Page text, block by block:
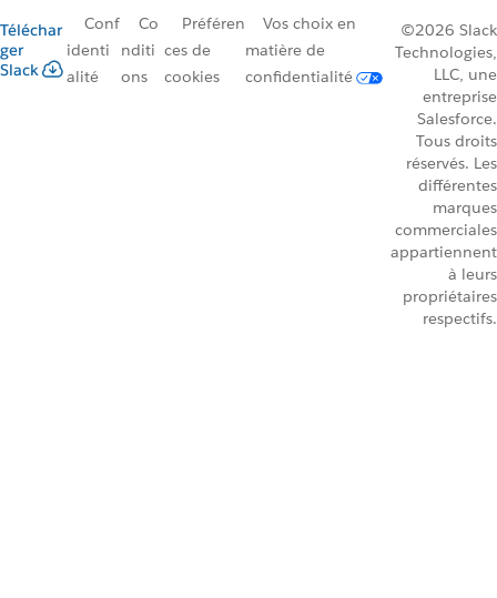
Téléchar
ger
Slack
Conf
identi
alité
Co
nditi
ons
Préféren
ces de
cookies
Vos choix en
matière de
confidentialité
©2026 Slack
Technologies,
LLC, une
entreprise
Salesforce.
Tous droits
réservés. Les
différentes
marques
commerciales
appartiennent
à leurs
propriétaires
respectifs.